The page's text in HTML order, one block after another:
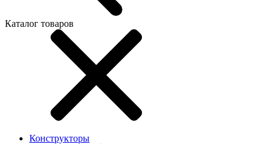
Каталог товаров
Конструкторы